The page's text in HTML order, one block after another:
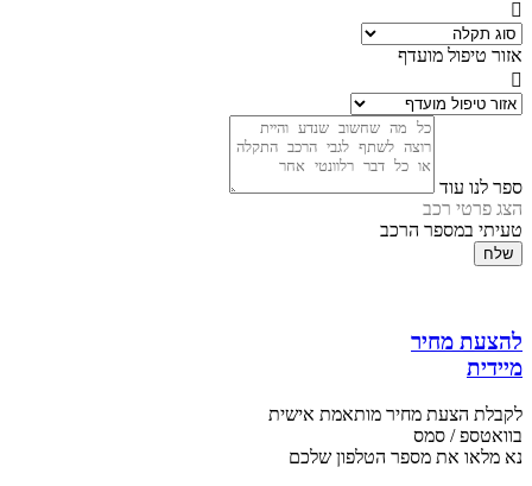
אזור טיפול מועדף
ספר לנו עוד
הצג פרטי רכב
טעיתי במספר הרכב
שלח
להצעת מחיר
מיידית
לקבלת הצעת מחיר מותאמת אישית
בוואטספ / סמס
נא מלאו את מספר הטלפון שלכם